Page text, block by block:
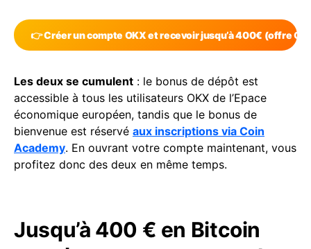
👉 Créer un compte OKX et recevoir jusqu’à 400€ (offre
Les deux se cumulent : le bonus de dépôt est
accessible à tous les utilisateurs OKX de l’Epace
économique européen, tandis que le bonus de
bienvenue est réservé aux inscriptions via Coin
Academy. En ouvrant votre compte maintenant, vous
profitez donc des deux en même temps.
Jusqu’à 400 € en Bitcoin